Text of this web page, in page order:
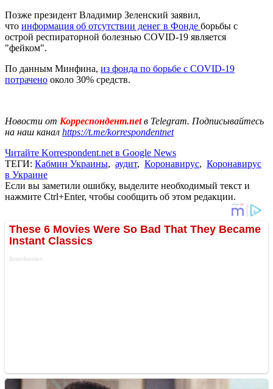
Позже президент Владимир Зеленский заявил,
что информация об отсутствии денег в Фонде борьбы с
острой респираторной болезнью COVID-19 является
"фейком".
По данным Минфина, из фонда по борьбе с COVID-19
потрачено около 30% средств.
Новости от Корреспондент.netв Telegram. Подписывайтесь
на наш канал https://t.me/korrespondentnet
Читайте Korrespondent.net в Google News
ТЕГИ: Кабмин Украины, аудит, Коронавирус, Коронавирус
в Украине
Если вы заметили ошибку, выделите необходимый текст и
нажмите Ctrl+Enter, чтобы сообщить об этом редакции.